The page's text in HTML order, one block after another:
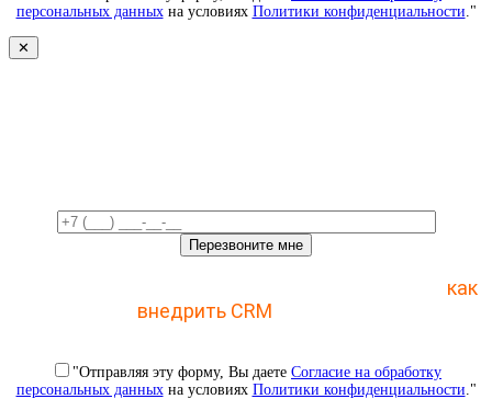
персональных данныхна условиях Политики конфиденциальности ."
✕
как
внедрить CRM
"Отправляя эту форму, Вы даете Согласие на обработку
персональных данныхна условиях Политики конфиденциальности ."